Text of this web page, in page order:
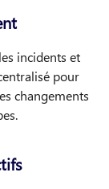
incidents et
pour
changements